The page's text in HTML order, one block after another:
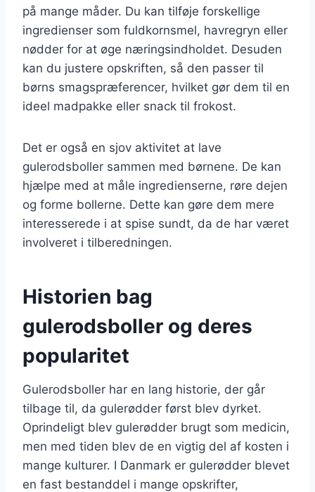
på mange måder. Du kan tilføje forskellige
ingredienser som fuldkornsmel, havregryn eller
nødder for at øge næringsindholdet. Desuden
kan du justere opskriften, så den passer til
børns smagspræferencer, hvilket gør dem til en
ideel madpakke eller snack til frokost.
Det er også en sjov aktivitet at lave
gulerodsboller sammen med børnene. De kan
hjælpe med at måle ingredienserne, røre dejen
og forme bollerne. Dette kan gøre dem mere
interesserede i at spise sundt, da de har været
involveret i tilberedningen.
Historien bag
gulerodsboller og deres
popularitet
Gulerodsboller har en lang historie, der går
tilbage til, da gulerødder først blev dyrket.
Oprindeligt blev gulerødder brugt som medicin,
men med tiden blev de en vigtig del af kosten i
mange kulturer. I Danmark er gulerødder blevet
en fast bestanddel i mange opskrifter,